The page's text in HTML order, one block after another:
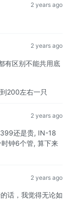
2 years ago
2 years ago
有区别不能共用底
200左右一只
2 years ago
还是贵, IN-18
钟6个管, 算下来
2 years ago
话，我觉得无论如